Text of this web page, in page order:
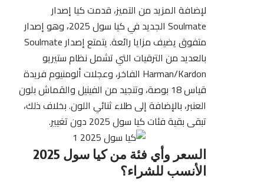
لإضافة المزيد من التميز، قدمت كيا إصدار
Soulmate الجديد في كيا سول 2025، وهو إصدار
متفوق يضيف مزايا رائعة. يتمتع إصدار Soulmate
بالعديد من الترقيات التي تشمل نظام ستيريو
Harman/Kardon الفاخر، وعجلات ألومنيوم فريدة
قياس 18 بوصة، وتنجيد من الفينيل والقماش بلون
العنبر، بالإضافة إلى طلاء ثنائي اللون. بخلاف ذلك،
تبقى بقية فئات كيا سول 2025 دون تغيير.
السعر وأي فئة من كيا سول 2025
الأنسب للشراء؟